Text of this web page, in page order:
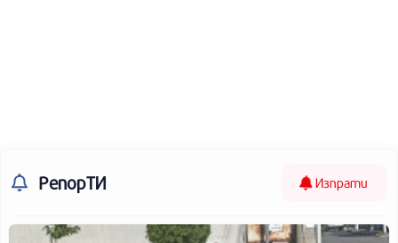
РепорТИ Изпрати